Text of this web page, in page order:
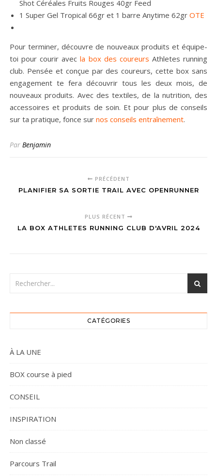
Shot Céréales Fruits Rouges 40gr Feed
1 Super Gel Tropical 66gr et 1 barre Anytime 62gr OTE
Pour terminer, découvre de nouveaux produits et équipe-
toi pour courir avecla box des coureurs Athletes running
club. Pensée et conçue par des coureurs, cette box sans
engagement te fera découvrir tous les deux mois, de
nouveaux produits. Avec des textiles, de la nutrition, des
accessoires et produits de soin. Et pour plus de conseils
sur ta pratique, fonce sur nos conseils entraînement.
Par Benjamin
PRÉCÉDENT
PLANIFIER SA SORTIE TRAIL AVEC OPENRUNNER
PLUS RÉCENT
LA BOX ATHLETES RUNNING CLUB D'AVRIL 2024
CATÉGORIES
À LA UNE
BOX course à pied
CONSEIL
INSPIRATION
Non classé
Parcours Trail